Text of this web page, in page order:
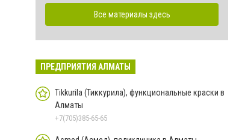
Все материалы здесь
ПРЕДПРИЯТИЯ АЛМАТЫ
Tikkurila (Тиккурила), функциональные краски в
Алматы
+7(705)385-65-65